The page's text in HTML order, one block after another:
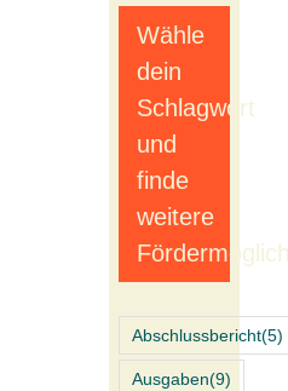
Wähle
dein
Schlagwort
und
finde
weitere
Abschlussbericht(5)
Ausgaben(9)